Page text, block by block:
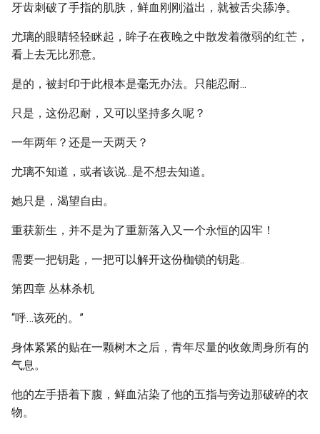
牙齿刺破了手指的肌肤，鲜血刚刚溢出，就被舌尖舔净。
尤璃的眼睛轻轻眯起，眸子在夜晚之中散发着微弱的红芒，
看上去无比邪意。
是的，被封印于此根本是毫无办法。只能忍耐...
只是，这份忍耐，又可以坚持多久呢？
一年两年？还是一天两天？
尤璃不知道，或者该说...是不想去知道。
她只是，渴望自由。
重获新生，并不是为了重新落入又一个永恒的囚牢！
需要一把钥匙，一把可以解开这份枷锁的钥匙..
第四章 丛林杀机
“呼…该死的。”
身体紧紧的贴在一颗树木之后，青年尽量的收敛周身所有的
气息。
他的左手捂着下腹，鲜血沾染了他的五指与旁边那破碎的衣
物。